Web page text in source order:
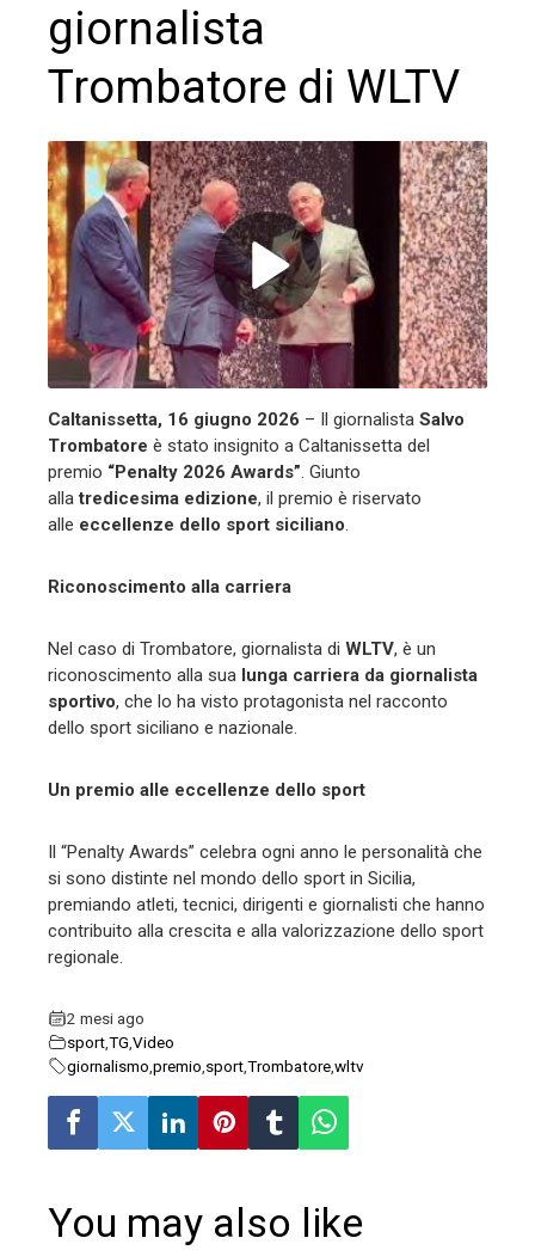
giornalista
Trombatore di WLTV
Caltanissetta, 16 giugno 2026 – Il giornalista Salvo
Trombatore è stato insignito a Caltanissetta del
premio “Penalty 2026 Awards”. Giunto
allatredicesima edizione, il premio è riservato
alle eccellenze dello sport siciliano.
Riconoscimento alla carriera
Nel caso di Trombatore, giornalista di WLTV, è un
riconoscimento alla sua lunga carriera da giornalista
sportivo, che lo ha visto protagonista nel racconto
dello sport siciliano e nazionale.
Un premio alle eccellenze dello sport
Il “Penalty Awards” celebra ogni anno le personalità che
si sono distinte nel mondo dello sport in Sicilia,
premiando atleti, tecnici, dirigenti e giornalisti che hanno
contribuito alla crescita e alla valorizzazione dello sport
regionale.
2 mesi ago
sportTG Video
giornalismo premio sportTrombatorewltv
You may also like